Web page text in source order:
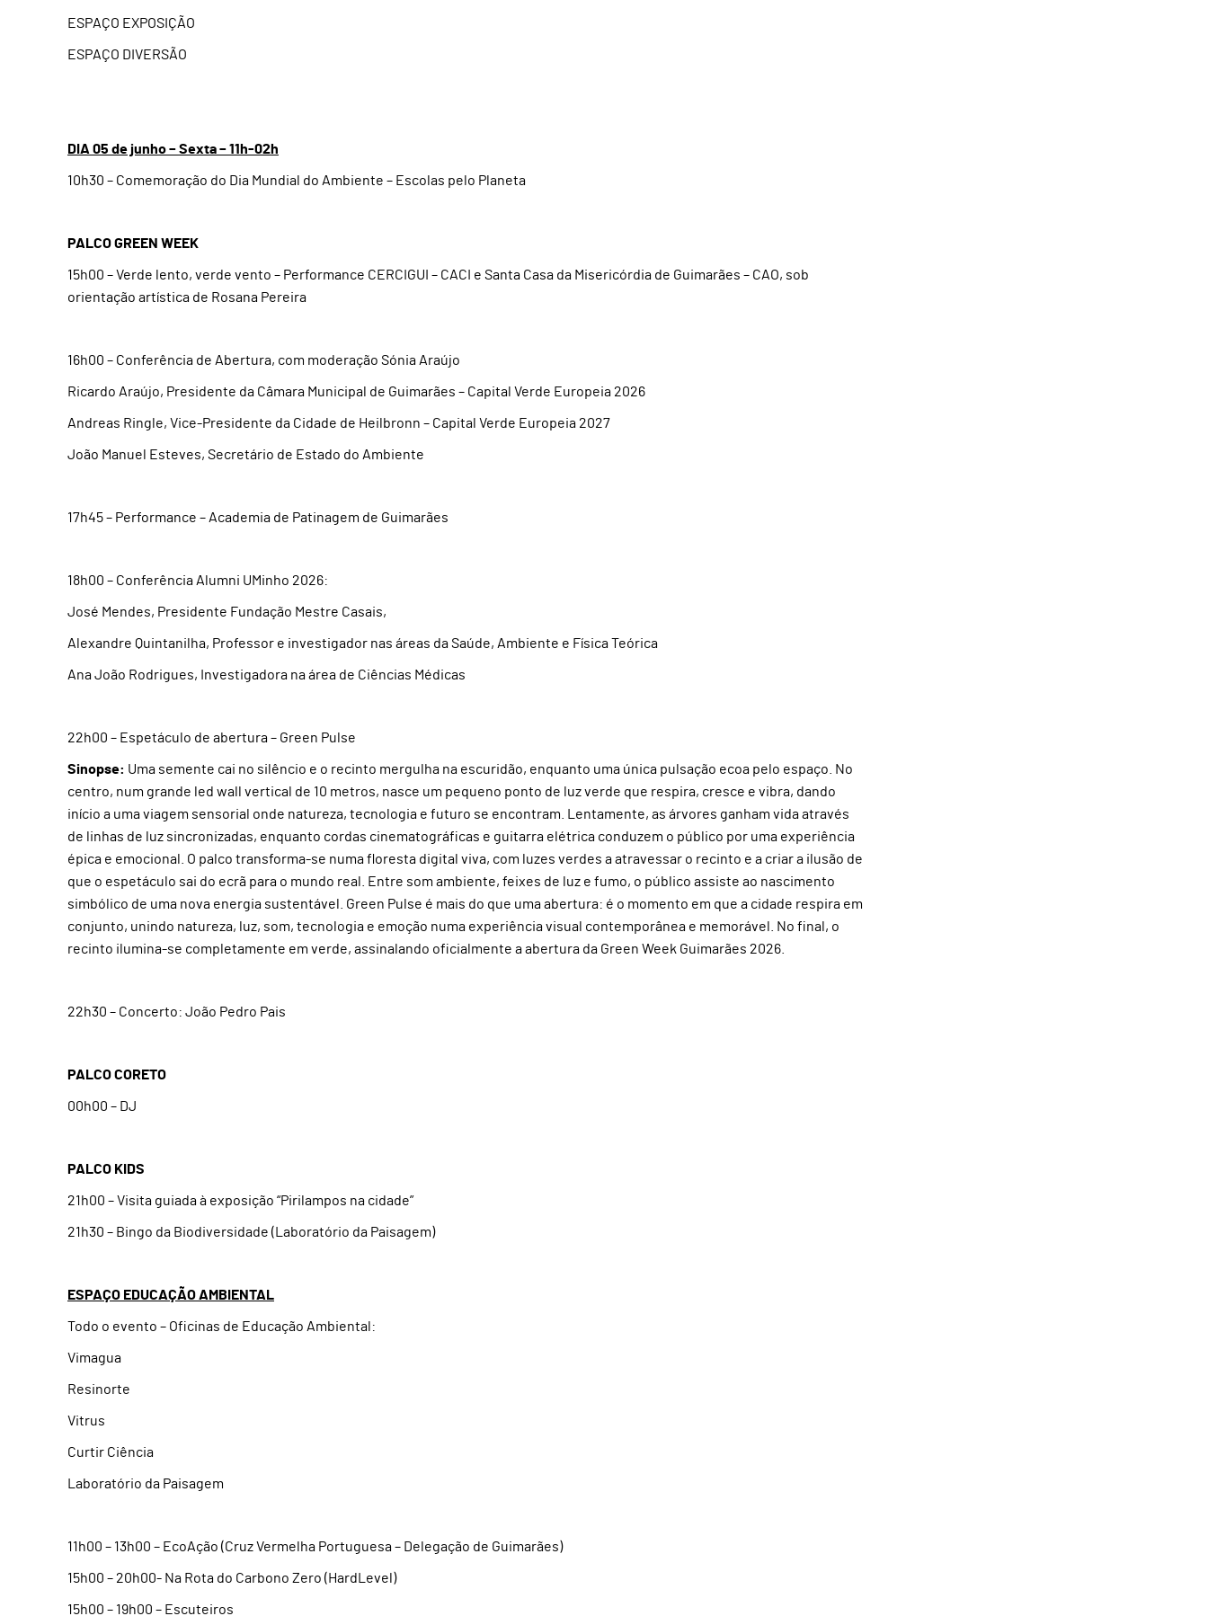
ESPAÇO EXPOSIÇÃO
ESPAÇO DIVERSÃO
DIA 05 de junho – Sexta – 11h-02h
10h30 – Comemoração do Dia Mundial do Ambiente – Escolas pelo Planeta
PALCO GREEN WEEK
15h00 – Verde lento, verde vento – Performance CERCIGUI – CACI e Santa Casa da Misericórdia de Guimarães – CAO, sob
orientação artística de Rosana Pereira
16h00 – Conferência de Abertura, com moderação Sónia Araújo
Ricardo Araújo, Presidente da Câmara Municipal de Guimarães – Capital Verde Europeia 2026
Andreas Ringle, Vice-Presidente da Cidade de Heilbronn – Capital Verde Europeia 2027
João Manuel Esteves, Secretário de Estado do Ambiente
17h45 – Performance – Academia de Patinagem de Guimarães
18h00 – Conferência Alumni UMinho 2026:
José Mendes, Presidente Fundação Mestre Casais,
Alexandre Quintanilha, Professor e investigador nas áreas da Saúde, Ambiente e Física Teórica
Ana João Rodrigues, Investigadora na área de Ciências Médicas
22h00 – Espetáculo de abertura – Green Pulse
Sinopse: Uma semente cai no silêncio e o recinto mergulha na escuridão, enquanto uma única pulsação ecoa pelo espaço. No
centro, num grande led wall vertical de 10 metros, nasce um pequeno ponto de luz verde que respira, cresce e vibra, dando
início a uma viagem sensorial onde natureza, tecnologia e futuro se encontram. Lentamente, as árvores ganham vida através
de linhas de luz sincronizadas, enquanto cordas cinematográficas e guitarra elétrica conduzem o público por uma experiência
épica e emocional. O palco transforma-se numa floresta digital viva, com luzes verdes a atravessar o recinto e a criar a ilusão de
que o espetáculo sai do ecrã para o mundo real. Entre som ambiente, feixes de luz e fumo, o público assiste ao nascimento
simbólico de uma nova energia sustentável. Green Pulse é mais do que uma abertura: é o momento em que a cidade respira em
conjunto, unindo natureza, luz, som, tecnologia e emoção numa experiência visual contemporânea e memorável. No final, o
recinto ilumina-se completamente em verde, assinalando oficialmente a abertura da Green Week Guimarães 2026.
22h30 – Concerto: João Pedro Pais
PALCO CORETO
00h00 – DJ
PALCO KIDS
21h00 – Visita guiada à exposição “Pirilampos na cidade”
21h30 – Bingo da Biodiversidade (Laboratório da Paisagem)
ESPAÇO EDUCAÇÃO AMBIENTAL
Todo o evento – Oficinas de Educação Ambiental:
Vimagua
Resinorte
Vitrus
Curtir Ciência
Laboratório da Paisagem
11h00 – 13h00 – EcoAção (Cruz Vermelha Portuguesa – Delegação de Guimarães)
15h00 – 20h00- Na Rota do Carbono Zero (HardLevel)
15h00 – 19h00 – Escuteiros